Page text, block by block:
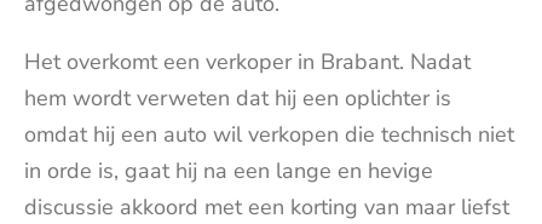
Het overkomt een verkoper in Brabant. Nadat
hem wordt verweten dat hij een oplichter is
omdat hij een auto wil verkopen die technisch niet
in orde is, gaat hij na een lange en hevige
discussie akkoord met een korting van maar liefst